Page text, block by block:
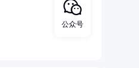
公众号